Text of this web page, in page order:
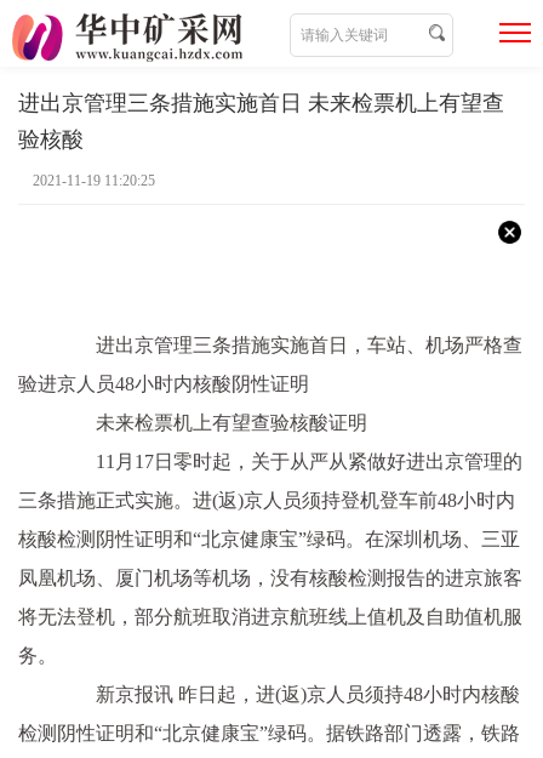
进出京管理三条措施实施首日 未来检票机上有望查
验核酸
2021-11-19 11:20:25
进出京管理三条措施实施首日，车站、机场严格查
验进京人员48小时内核酸阴性证明
未来检票机上有望查验核酸证明
11月17日零时起，关于从严从紧做好进出京管理的
三条措施正式实施。进(返)京人员须持登机登车前48小时内
核酸检测阴性证明和“北京健康宝”绿码。在深圳机场、三亚
凤凰机场、厦门机场等机场，没有核酸检测报告的进京旅客
将无法登机，部分航班取消进京航班线上值机及自助值机服
务。
新京报讯 昨日起，进(返)京人员须持48小时内核酸
检测阴性证明和“北京健康宝”绿码。据铁路部门透露，铁路